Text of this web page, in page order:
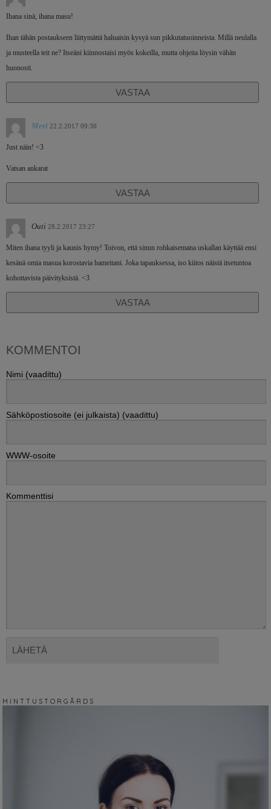
Ihana sinä, ihana masu!
Ihan tähän postaukseen liittymättä haluaisin kysyä sun pikkutatuoinneista. Millä neulalla
ja musteella teit ne? Itseäni kiinnostaisi myös kokeilla, mutta ohjeita löysin vähän
huonosti.
VASTAA
Meri 22.2.2017 09:30
Just näin! <3
Vatsan ankarat
VASTAA
Outi 28.2.2017 23:27
Miten ihana tyyli ja kaunis hymy! Toivon, että sinun rohkaisemana uskallan käyttää ensi
kesänä omia masua korostavia hameitani. Joka tapauksessa, iso kiitos näistä itsetuntoa
kohottavista päivityksistä. <3
VASTAA
KOMMENTOI
Nimi (vaadittu)
Sähköpostiosoite (ei julkaista) (vaadittu)
WWW-osoite
Kommenttisi
M I N T T U S T O R G Å R D S